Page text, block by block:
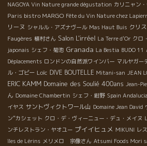
NAGOYA Vin Nature grande dégustation カリニャン
Paris bistro MARGO Fête du Vin Nature chez
リーヌ シャルル・アズナヴール Mas Haut Buis クリ
Faugères 植村さん Salon L'irréel La Terre d'Or クロ
japonais シェフ・菊池 Granada La Bestia BUDO 11
Déplacements ロンドンの自然派ワインバー マルヤガー
ル・ゴビー Loïc DIVE BOUTELLE Mitani-san JEAN
ERIC KAMM Domaine des Soulié 400ans Jean-
ん Domaine Chambertin シェフ・紺野 Spain Andalucia
イヤス サントヴィクトワール山 Domaine Jean David
ン”カシェット クロ・デ・ヴィーニュー・デュ・メイヌ
ンチレストラン・ヤオユー プイイヒュメ MIKUNI レ
îles de Lérins メリメロ 宗像さん Atsumi Foods Mori